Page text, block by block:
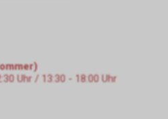
Uhr / 13:30 - 18:00 Uhr